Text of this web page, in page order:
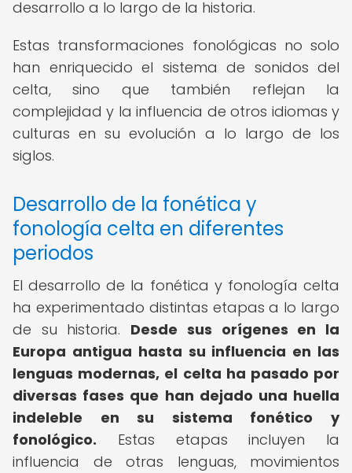
desarrollo a lo largo de la historia.
Estas transformaciones fonológicas no solo
han enriquecido el sistema de sonidos del
celta, sino que también reflejan la
complejidad y la influencia de otros idiomas y
culturas en su evolución a lo largo de los
siglos.
Desarrollo de la fonética y
fonología celta en diferentes
periodos
El desarrollo de la fonética y fonología celta
ha experimentado distintas etapas a lo largo
de su historia. Desde sus orígenes en la
Europa antigua hasta su influencia en las
lenguas modernas, el celta ha pasado por
diversas fases que han dejado una huella
indeleble en su sistema fonético y
fonológico. Estas etapas incluyen la
influencia de otras lenguas, movimientos